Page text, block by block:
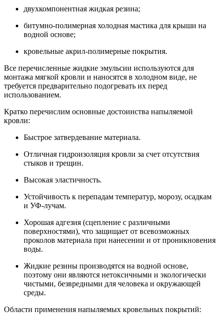
двухкомпонентная жидкая резина;
битумно-полимерная холодная мастика для крыши на
водной основе;
кровельные акрил-полимерные покрытия.
Все перечисленные жидкие эмульсии используются для
монтажа мягкой кровли и наносятся в холодном виде, не
требуется предварительно подогревать их перед
использованием.
Кратко перечислим основные достоинства напыляемой
кровли:
Быстрое затвердевание материала.
Отличная гидроизоляция кровли за счет отсутствия
стыков и трещин.
Высокая эластичность.
Устойчивость к перепадам температур, морозу, осадкам
и УФ-лучам.
Хорошая адгезия (сцепление с различными
поверхностями), что защищает от всевозможных
проколов материала при нанесении и от проникновения
воды.
Жидкие резины производятся на водной основе,
поэтому они являются нетоксичными и экологически
чистыми, безвредными для человека и окружающей
среды.
Области применения напыляемых кровельных покрытий: